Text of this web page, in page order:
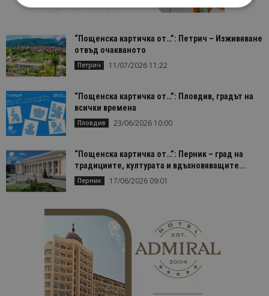
“Пощенска картичка от…”: Петрич – Изживяване
отвъд очакваното
Петрич 11/07/2026 11:22
“Пощенска картичка от…”: Пловдив, градът на
всички времена
Пловдив 23/06/2026 10:00
“Пощенска картичка от…”: Перник – град на
традициите, културата и вдъхновяващите...
Перник 17/06/2026 09:01
Таргетиране
Функционалност
Строго необходимите бисквитки позволяват
потребителско влизане и управление на
акаунта. Уебсайтът не може да се използва
правилно без строго необходими бисквитки.
Име
Доставчик
cookie_notice_accepted
lisandraramos.com
bgtourism.bg
7 дни